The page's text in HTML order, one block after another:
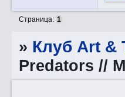
Страница: 1
» Клуб Art &
Predators //